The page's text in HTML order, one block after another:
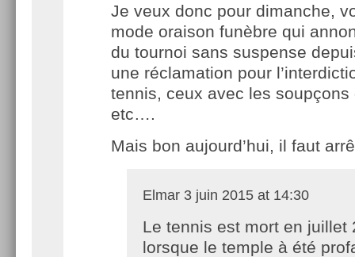
Je veux donc pour dimanche,
mode oraison funèbre qui
du tournoi sans suspense
une réclamation pour
tennis, ceux avec les soupçons
etc….
Mais bon aujourd’hui, il faut
Elmar 3 juin 2015 at 14:30
Le tennis est mort en juillet
lorsque le temple à été